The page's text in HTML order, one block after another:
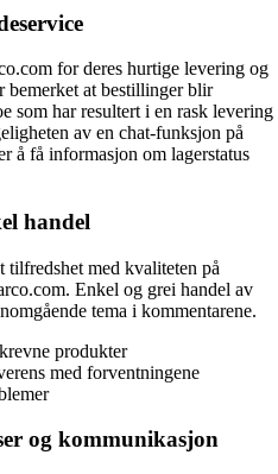
for deres hurtige levering og
bemerket at bestillinger blir
som har resultert i en rask levering
av en chat-funksjon på
å få informasjon om lagerstatus
handel
med kvaliteten på
Enkel og grei handel av
tema i kommentarene.
produkter
med forventningene
og kommunikasjon